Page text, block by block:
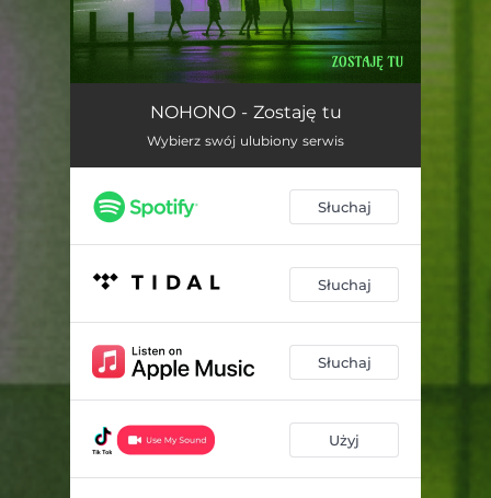
Zostaję TuNOHONO - Zostaję tu
Wybierz swój ulubiony serwis
Słuchaj
Słuchaj
Słuchaj
Użyj